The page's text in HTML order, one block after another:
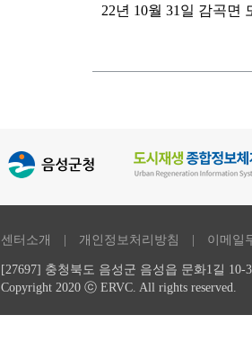
22년 10월 31일 감곡면
센터소개 | 개인정보처리방침 | 이메일
[27697] 충청북도 음성군 음성읍 문화1길
Copyright 2020 ⓒ ERVC. All rights reserved.